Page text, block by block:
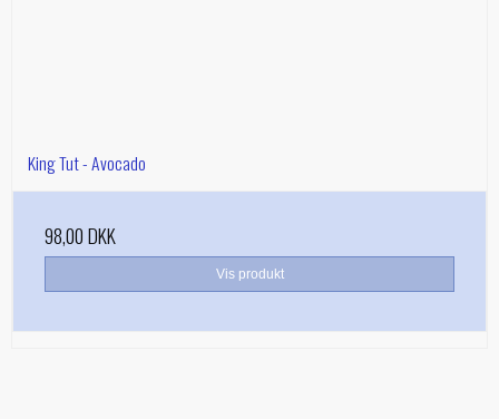
King Tut - Avocado
98,00 DKK
Vis produkt